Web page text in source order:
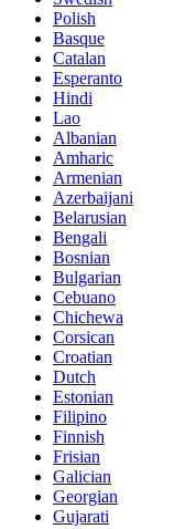
Polish
Basque
Catalan
Esperanto
Hindi
Lao
Albanian
Amharic
Armenian
Azerbaijani
Belarusian
Bengali
Bosnian
Bulgarian
Cebuano
Chichewa
Corsican
Croatian
Dutch
Estonian
Filipino
Finnish
Frisian
Galician
Georgian
Gujarati